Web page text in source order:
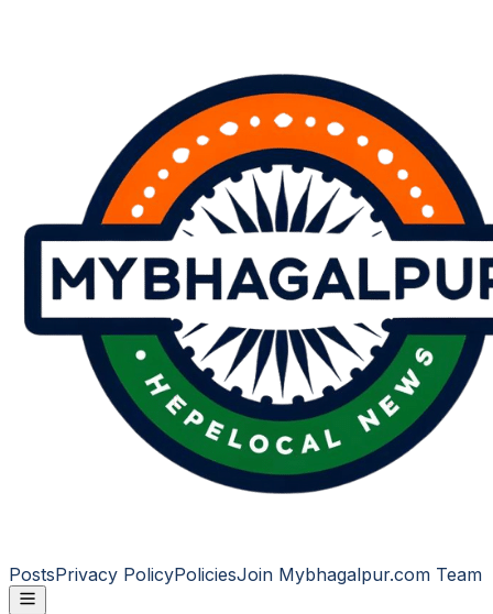
PostsPrivacy PolicyPoliciesJoin Mybhagalpur.com Team